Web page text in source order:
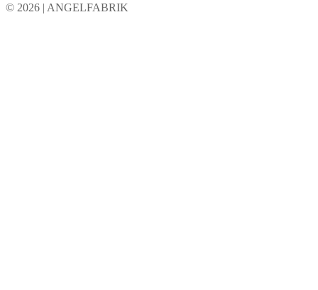
© 2026 | ANGELFABRIK